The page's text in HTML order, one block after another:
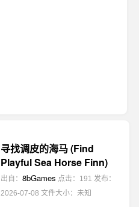
寻找调皮的海马 (Find
Playful Sea Horse Finn)
出自： 8bGames 点击：191 发布：
2026-07-08 文件大小：未知